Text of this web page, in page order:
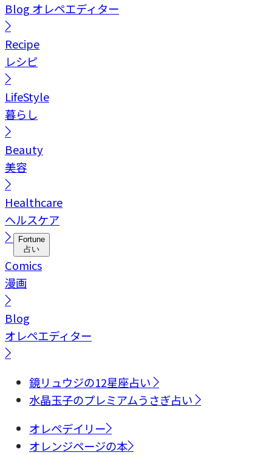
Blog オレペエディター
Recipe
レシピ
LifeStyle
暮らし
Beauty
美容
Healthcare
ヘルスケア
Fortune
占い
Comics
漫画
Blog
オレペエディター
鏡リュウジの12星座占い
水晶玉子のプレミアムうさぎ占い
オレペデイリー
オレンジページの本